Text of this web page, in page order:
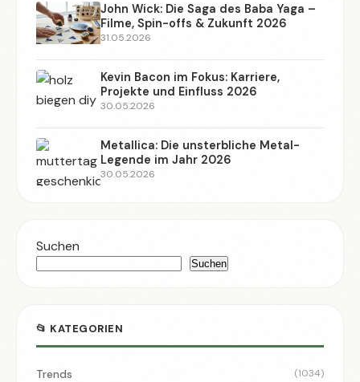
John Wick: Die Saga des Baba Yaga –
Filme, Spin-offs & Zukunft 2026
31.05.2026
Kevin Bacon im Fokus: Karriere,
Projekte und Einfluss 2026
30.05.2026
Metallica: Die unsterbliche Metal-
Legende im Jahr 2026
30.05.2026
Suchen
Suchen
📂 KATEGORIEN
Trends (1034)